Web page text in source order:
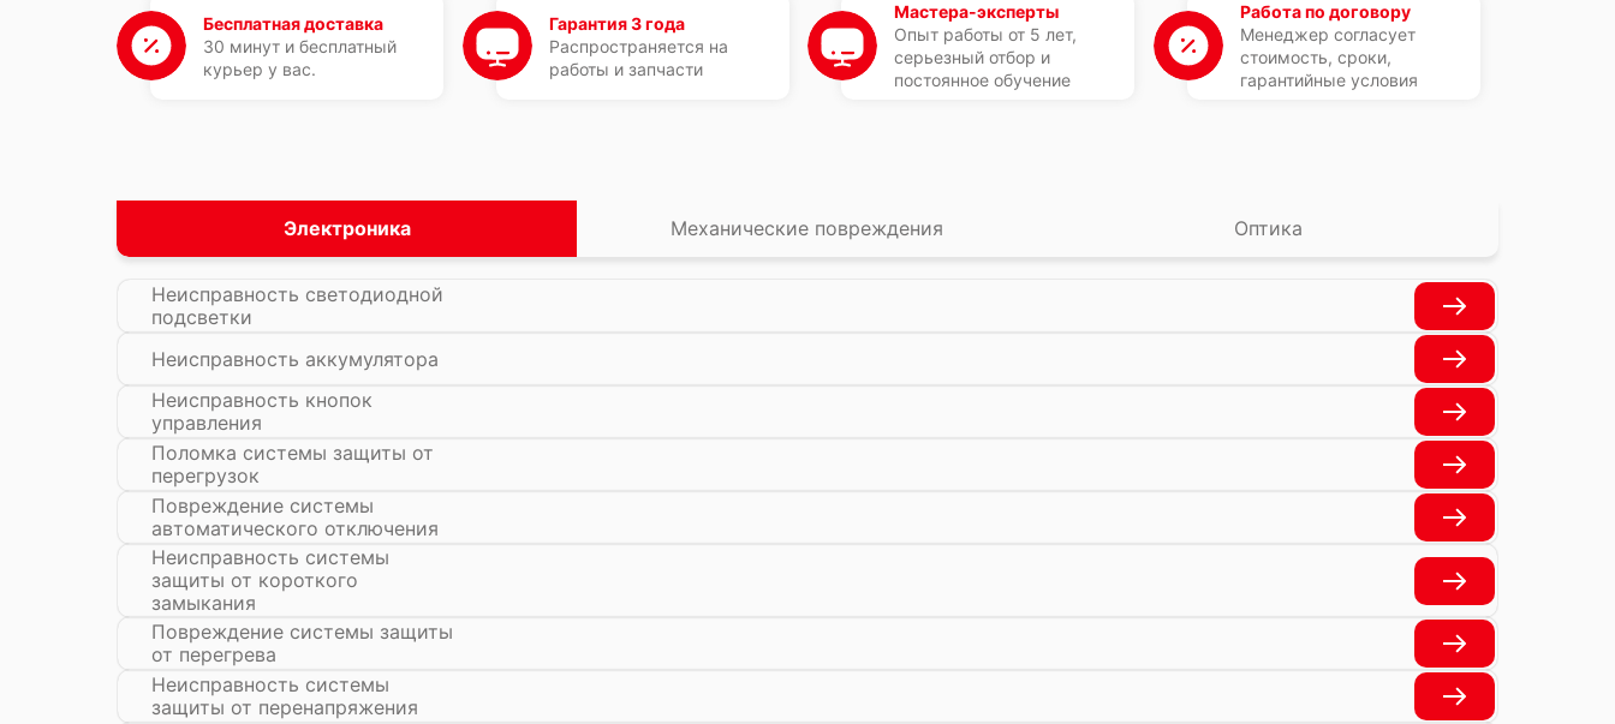
Бесплатная доставка
30 минут и бесплатный
курьер у вас.
Гарантия 3 года
Распространяется на
работы и запчасти
Мастера-эксперты
Опыт работы от 5 лет,
серьезный отбор и
постоянное обучение
Работа по договору
Менеджер согласует
стоимость, сроки,
гарантийные условия
Электроника Механические повреждения Оптика
Неисправность светодиодной
подсветки
Неисправность аккумулятора
Неисправность кнопок
управления
Поломка системы защиты от
перегрузок
Повреждение системы
автоматического отключения
Неисправность системы
защиты от короткого
замыкания
Повреждение системы защиты
от перегрева
Неисправность системы
защиты от перенапряжения